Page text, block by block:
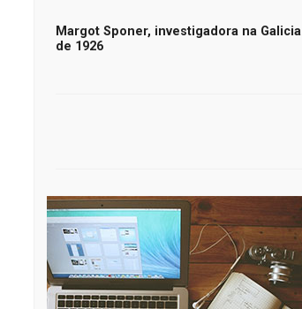
Margot Sponer, investigadora na Galicia
de 1926